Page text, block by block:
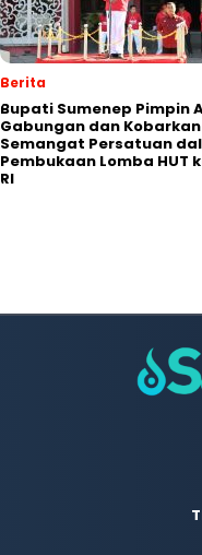
Berita
Bupati Sumenep Pimpin
Gabungan dan Kobarkan
Semangat Persatuan
Pembukaan Lomba HUT
RI